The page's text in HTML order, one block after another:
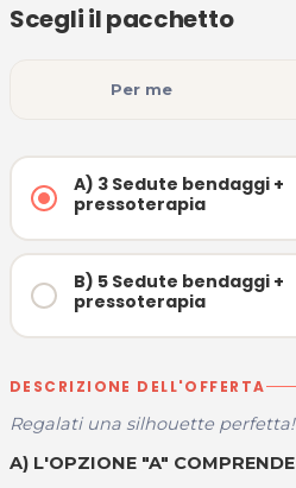
A) 3 Sedute bendaggi +
pressoterapia
B) 5 Sedute bendaggi +
pressoterapia
Scegli il pacchetto
Per me
DESCRIZIONE DELL'OFFERTA
Regalati una silhouette perfetta!
A) L'OPZIONE "A" COMPRENDE